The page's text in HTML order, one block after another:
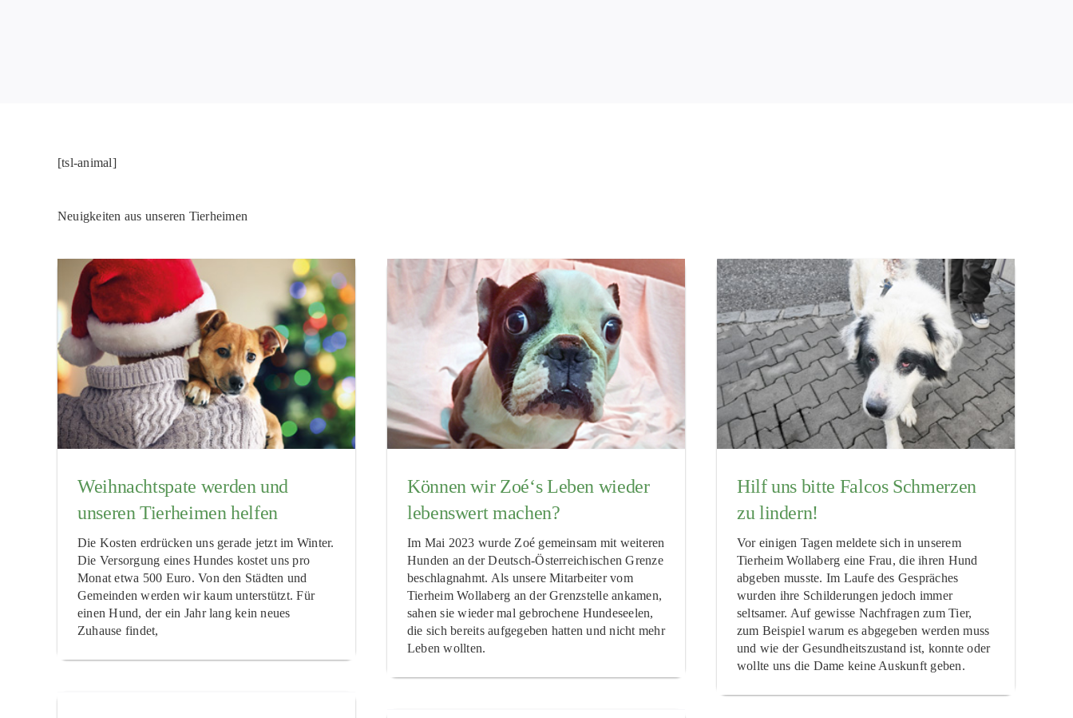
[tsl-animal]
Neuigkeiten aus unseren Tierheimen
Weihnachtspate werden und
unseren Tierheimen helfen
Die Kosten erdrücken uns gerade jetzt im Winter.
Die Versorgung eines Hundes kostet uns pro
Monat etwa 500 Euro. Von den Städten und
Gemeinden werden wir kaum unterstützt. Für
einen Hund, der ein Jahr lang kein neues
Zuhause findet,
Können wir Zoé‘s Leben wieder
lebenswert machen?
Im Mai 2023 wurde Zoé gemeinsam mit weiteren
Hunden an der Deutsch-Österreichischen Grenze
beschlagnahmt. Als unsere Mitarbeiter vom
Tierheim Wollaberg an der Grenzstelle ankamen,
sahen sie wieder mal gebrochene Hundeseelen,
die sich bereits aufgegeben hatten und nicht mehr
Leben wollten.
Hilf uns bitte Falcos Schmerzen
zu lindern!
Vor einigen Tagen meldete sich in unserem
Tierheim Wollaberg eine Frau, die ihren Hund
abgeben musste. Im Laufe des Gespräches
wurden ihre Schilderungen jedoch immer
seltsamer. Auf gewisse Nachfragen zum Tier,
zum Beispiel warum es abgegeben werden muss
und wie der Gesundheitszustand ist, konnte oder
wollte uns die Dame keine Auskunft geben.